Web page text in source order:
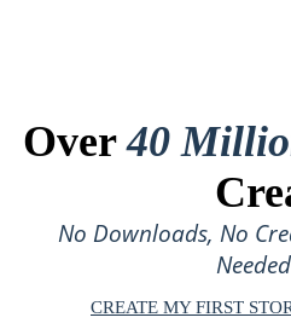
Over40
No Downloads, No
CREATE MY FIRST